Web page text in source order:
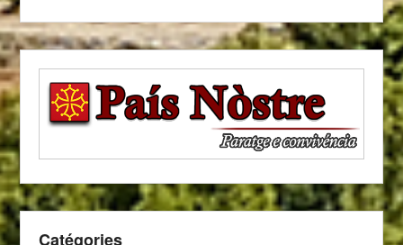
Catégories